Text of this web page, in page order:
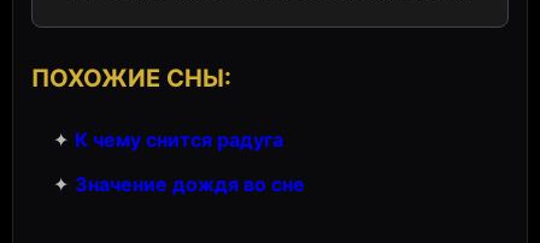
ПОХОЖИЕ СНЫ:
✦ К чему снится радуга
✦ Значение дождя во сне